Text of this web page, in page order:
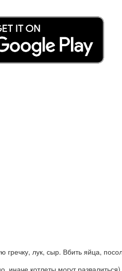
лук, сыр. Вбить яйца,